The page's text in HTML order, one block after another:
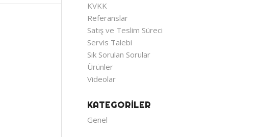
KVKK
Referanslar
Satış ve Teslim Süreci
Servis Talebi
Sık Sorulan Sorular
Ürünler
Videolar
KATEGORILER
Genel